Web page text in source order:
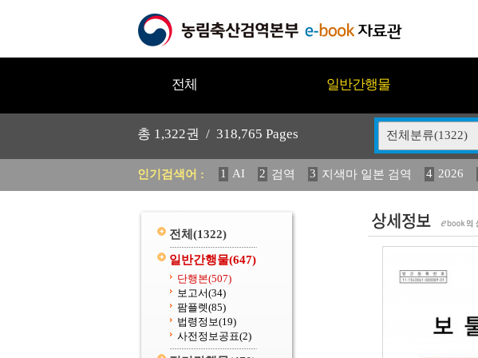
전체 일반간행물
총 1,322권 / 318,765 Pages 전체분류(1322)
인기검색어 : 1 AI 2 검역 3 지색마 일본 검역 4 2026
11 2025 12 중독성 식물 도감 13 媛 異 14
전체 (1322)
일반간행물(647)
단행본(507)
보고서(34)
팜플렛(85)
법령정보(19)
사전정보공표(2)